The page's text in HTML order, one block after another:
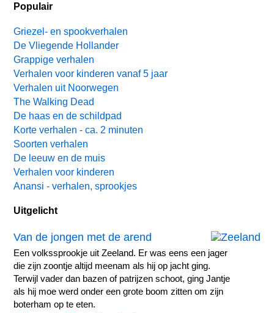
Populair
Griezel- en spookverhalen
De Vliegende Hollander
Grappige verhalen
Verhalen voor kinderen vanaf 5 jaar
Verhalen uit Noorwegen
The Walking Dead
De haas en de schildpad
Korte verhalen - ca. 2 minuten
Soorten verhalen
De leeuw en de muis
Verhalen voor kinderen
Anansi - verhalen, sprookjes
Uitgelicht
Van de jongen met de arend
Een volkssprookje uit Zeeland. Er was eens een jager
die zijn zoontje altijd meenam als hij op jacht ging.
Terwijl vader dan bazen of patrijzen schoot, ging Jantje
als hij moe werd onder een grote boom zitten om zijn
boterham op te eten.